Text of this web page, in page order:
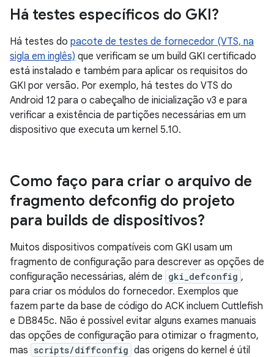
Há testes específicos do GKI?
Há testes do pacote de testes de fornecedor (VTS, na
sigla em inglês) que verificam se um build GKI certificado
está instalado e também para aplicar os requisitos do
GKI por versão. Por exemplo, há testes do VTS do
Android 12 para o cabeçalho de inicialização v3 e para
verificar a existência de partições necessárias em um
dispositivo que executa um kernel 5.10.
Como faço para criar o arquivo de
fragmento defconfig do projeto
para builds de dispositivos?
Muitos dispositivos compatíveis com GKI usam um
fragmento de configuração para descrever as opções de
configuração necessárias, além de gki_defconfig ,
para criar os módulos do fornecedor. Exemplos que
fazem parte da base de código do ACK incluem Cuttlefish
e DB845c. Não é possível evitar alguns exames manuais
das opções de configuração para otimizar o fragmento,
mas scripts/diffconfig das origens do kernel é útil